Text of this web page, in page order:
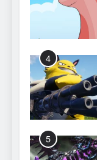
5
6